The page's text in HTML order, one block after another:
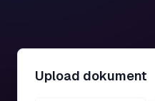
Upload dokument